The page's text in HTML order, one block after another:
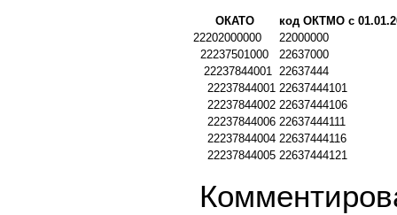
ОКАТО
код ОКТМО с
22202000000
22000000
22237501000
22637000
22237844001 22637444
22237844001 22637444101
22237844002 22637444106
22237844006 22637444111
22237844004 22637444116
22237844005 22637444121